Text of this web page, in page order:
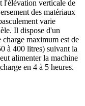
l'élévation verticale de
des matériaux
varie
Il dispose d'un
charge maximum est de
à 400 litres) suivant la
alimenter la machine
en 4 à 5 heures.